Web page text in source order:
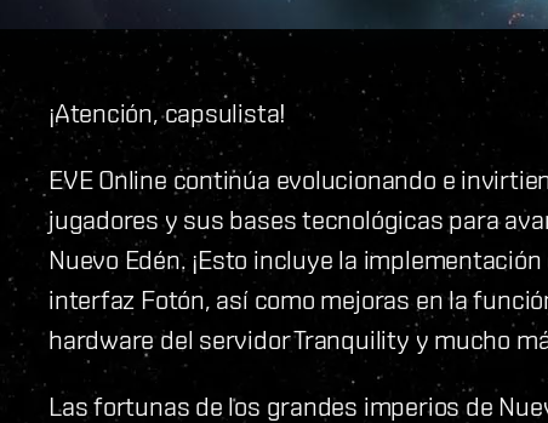
¡Atención, capsulista!
EVE Online continúa evolucionando e
jugadores y sus bases tecnológicas para
Nuevo Edén. ¡Esto incluye la
interfaz Fotón, así como mejoras en la
hardware del servidor Tranquility y mucho
Las fortunas de los grandes imperios de